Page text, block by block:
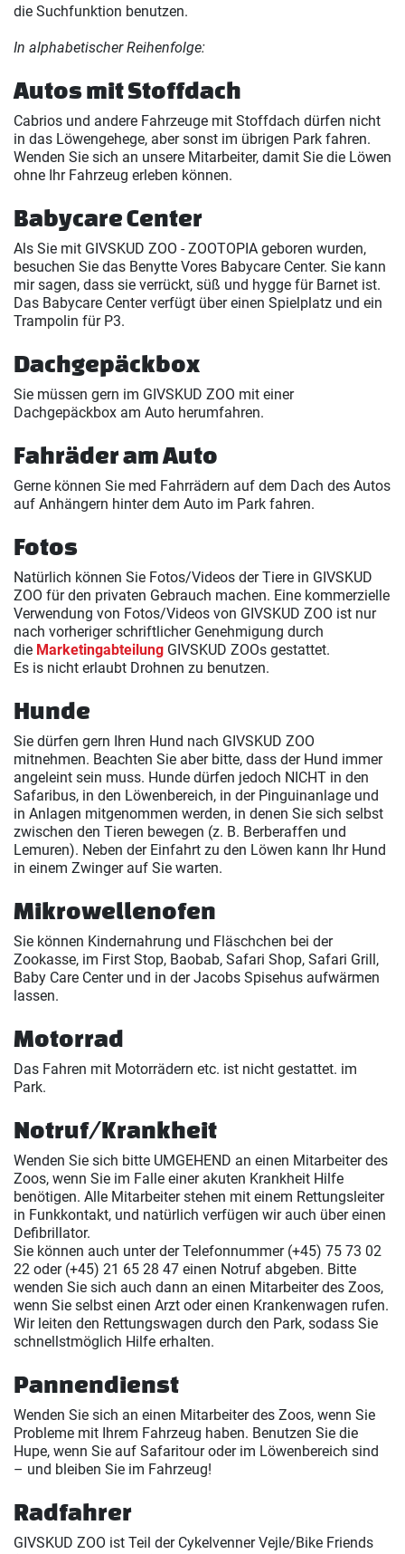
die Suchfunktion benutzen.
In alphabetischer Reihenfolge:
Autos mit Stoffdach
Cabrios und andere Fahrzeuge mit Stoffdach dürfen nicht
in das Löwengehege, aber sonst im übrigen Park fahren.
Wenden Sie sich an unsere Mitarbeiter, damit Sie die Löwen
ohne Ihr Fahrzeug erleben können.
Babycare Center
Als Sie mit GIVSKUD ZOO - ZOOTOPIA geboren wurden,
besuchen Sie das Benytte Vores Babycare Center. Sie kann
mir sagen, dass sie verrückt, süß und hygge für Barnet ist.
Das Babycare Center verfügt über einen Spielplatz und ein
Trampolin für P3.
Dachgepäckbox
Sie müssen gern im GIVSKUD ZOO mit einer
Dachgepäckbox am Auto herumfahren.
Fahräder am Auto
Gerne können Sie med Fahrrädern auf dem Dach des Autos
auf Anhängern hinter dem Auto im Park fahren.
Fotos
Natürlich können Sie Fotos/Videos der Tiere in GIVSKUD
ZOO für den privaten Gebrauch machen. Eine kommerzielle
Verwendung von Fotos/Videos von GIVSKUD ZOO ist nur
nach vorheriger schriftlicher Genehmigung durch
die Marketingabteilung GIVSKUD ZOOs gestattet.
Es is nicht erlaubt Drohnen zu benutzen.
Hunde
Sie dürfen gern Ihren Hund nach GIVSKUD ZOO
mitnehmen. Beachten Sie aber bitte, dass der Hund immer
angeleint sein muss. Hunde dürfen jedoch NICHT in den
Safaribus, in den Löwenbereich, in der Pinguinanlage und
in Anlagen mitgenommen werden, in denen Sie sich selbst
zwischen den Tieren bewegen (z. B. Berberaffen und
Lemuren). Neben der Einfahrt zu den Löwen kann Ihr Hund
in einem Zwinger auf Sie warten.
Mikrowellenofen
Sie können Kindernahrung und Fläschchen bei der
Zookasse, im First Stop, Baobab, Safari Shop, Safari Grill,
Baby Care Center und in der Jacobs Spisehus aufwärmen
lassen.
Motorrad
Das Fahren mit Motorrädern etc. ist nicht gestattet. im
Park.
Notruf/Krankheit
Wenden Sie sich bitte UMGEHEND an einen Mitarbeiter des
Zoos, wenn Sie im Falle einer akuten Krankheit Hilfe
benötigen. Alle Mitarbeiter stehen mit einem Rettungsleiter
in Funkkontakt, und natürlich verfügen wir auch über einen
Defibrillator.
Sie können auch unter der Telefonnummer (+45) 75 73 02
22 oder (+45) 21 65 28 47 einen Notruf abgeben. Bitte
wenden Sie sich auch dann an einen Mitarbeiter des Zoos,
wenn Sie selbst einen Arzt oder einen Krankenwagen rufen.
Wir leiten den Rettungswagen durch den Park, sodass Sie
schnellstmöglich Hilfe erhalten.
Pannendienst
Wenden Sie sich an einen Mitarbeiter des Zoos, wenn Sie
Probleme mit Ihrem Fahrzeug haben. Benutzen Sie die
Hupe, wenn Sie auf Safaritour oder im Löwenbereich sind
– und bleiben Sie im Fahrzeug!
Radfahrer
GIVSKUD ZOO ist Teil der Cykelvenner Vejle/Bike Friends